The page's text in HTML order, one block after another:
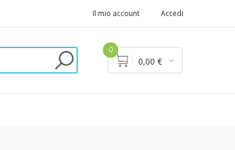
Il mio account Accedi
0
0,00 €